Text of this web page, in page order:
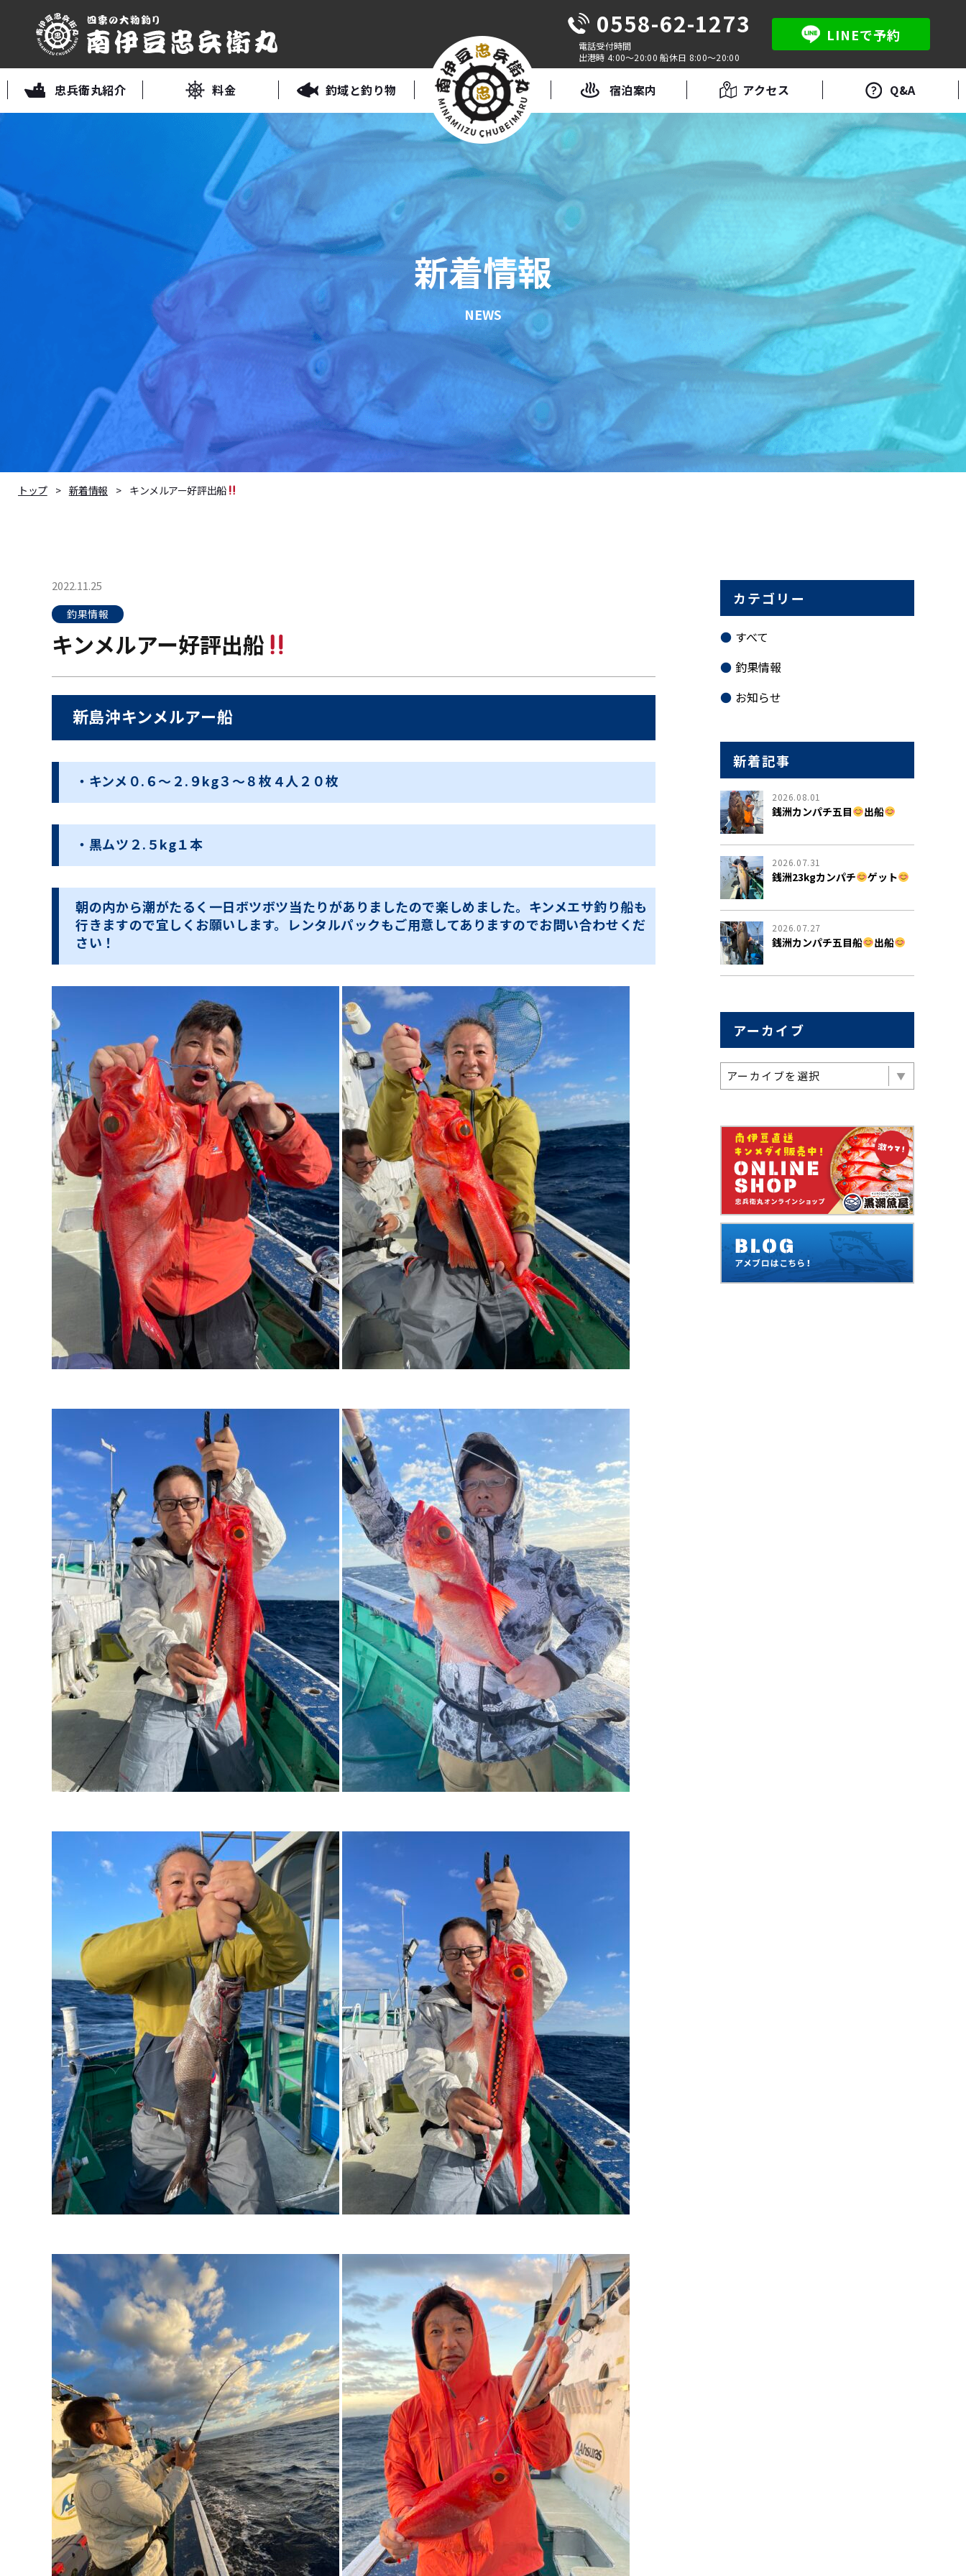
0558-62-1273
出港時 4:00～20:00 船休日 8:00～20:00
LINEで予約
忠兵衛丸紹介 料金 釣域と釣り物 宿泊案内 アクセス Q&A
新着情報
トップ 新着情報 キンメルアー好評出船
2022.11.25
釣果情報
キンメルアー好評出船
新島沖キンメルアー船
・キンメ０.６〜２.９kg３〜８枚４人２０枚
・黒ムツ２.５kg１本
朝の内から潮がたるく一日ボツボツ当たりがありましたので楽しめました。キンメエサ釣り船も
行きますので宜しくお願いします。レンタルパックもご用意してありますのでお問い合わせくだ
さい！
カテゴリー
すべて
釣果情報
お知らせ
新着記事
2026.08.01
銭洲カンパチ五目 出船
2026.07.31
銭洲23kgカンパチ ゲット
2026.07.27
銭洲カンパチ五目船 出船
アーカイブ
アーカイブを選択